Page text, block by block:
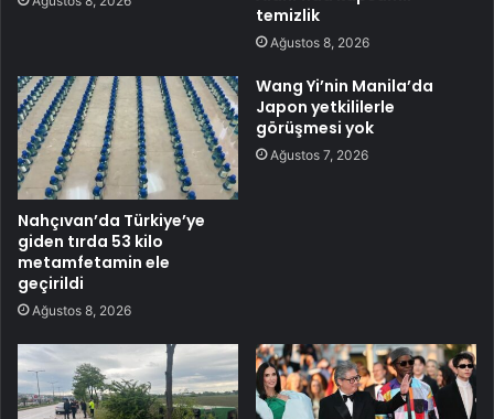
temizlik
Ağustos 8, 2026
Nahçıvan’da Türkiye’ye
giden tırda 53 kilo
metamfetamin ele
geçirildi
Ağustos 8, 2026
Wang Yi’nin Manila’da
Japon yetkililerle
görüşmesi yok
Ağustos 7, 2026